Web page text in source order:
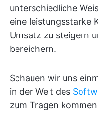
unterschiedliche
eine leistungsstarke
Umsatz zu steigern
bereichern.
Schauen wir uns
in der Welt des
zum Tragen